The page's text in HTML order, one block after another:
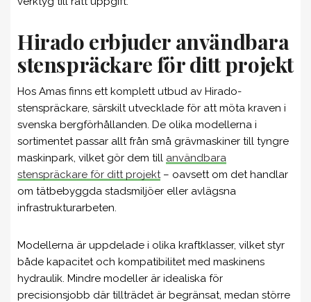
Hirado erbjuder användbara
stenspräckare för ditt projekt
Hos Amas finns ett komplett utbud av Hirado-
stenspräckare, särskilt utvecklade för att möta kraven i
svenska bergförhållanden. De olika modellerna i
sortimentet passar allt från små grävmaskiner till tyngre
maskinpark, vilket gör dem till användbara
stenspräckare för ditt projekt– oavsett om det handlar
om tätbebyggda stadsmiljöer eller avlägsna
infrastrukturarbeten.
Modellerna är uppdelade i olika kraftklasser, vilket styr
både kapacitet och kompatibilitet med maskinens
hydraulik. Mindre modeller är idealiska för
precisionsjobb där tillträdet är begränsat, medan större